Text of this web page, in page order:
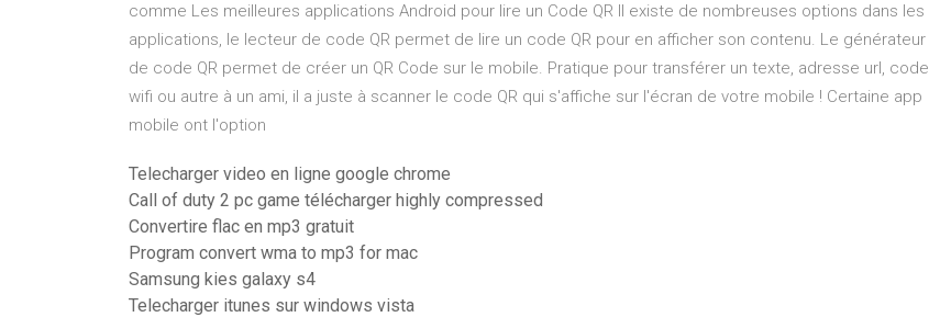
comme Les meilleures applications Android pour lire un Code QR Il existe de nombreuses options dans les
applications, le lecteur de code QR permet de lire un code QR pour en afficher son contenu. Le générateur
de code QR permet de créer un QR Code sur le mobile. Pratique pour transférer un texte, adresse url, code
wifi ou autre à un ami, il a juste à scanner le code QR qui s'affiche sur l'écran de votre mobile ! Certaine app
mobile ont l'option
Telecharger video en ligne google chrome
Call of duty 2 pc game télécharger highly compressed
Convertire flac en mp3 gratuit
Program convert wma to mp3 for mac
Samsung kies galaxy s4
Telecharger itunes sur windows vista